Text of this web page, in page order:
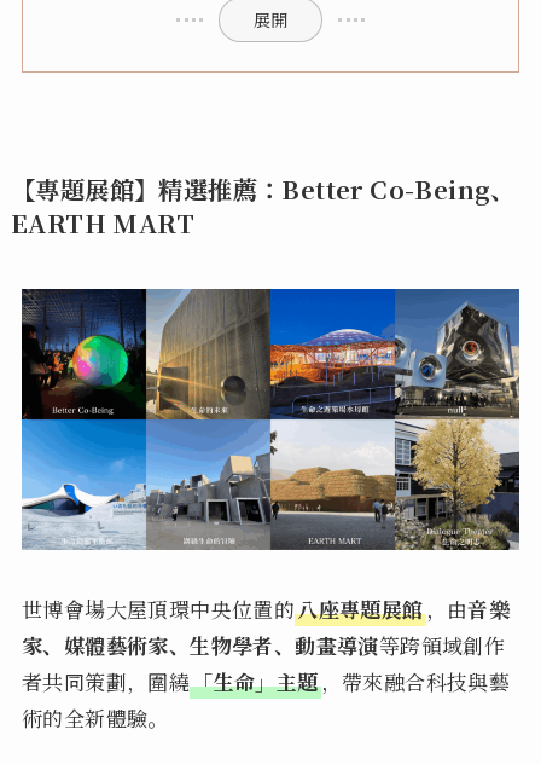
展開
【專題展館】精選推薦：Better Co-Being、
EARTH MART
世博會場大屋頂環中央位置的八座專題展館，由音樂
家、媒體藝術家、生物學者、動畫導演等跨領域創作
者共同策劃，圍繞「生命」主題，帶來融合科技與藝
術的全新體驗。